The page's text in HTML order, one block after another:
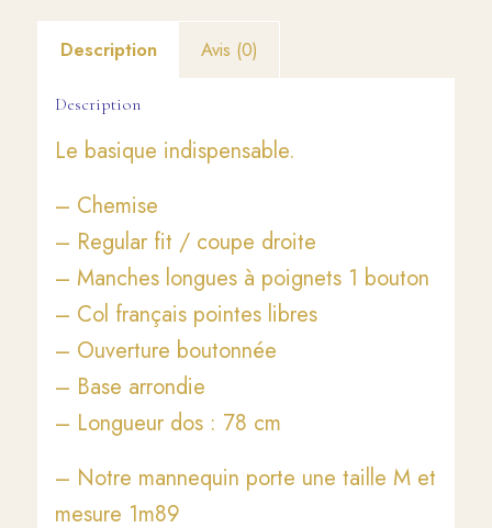
Description Avis (0)
Description
Le basique indispensable.
– Chemise
– Regular fit / coupe droite
– Manches longues à poignets 1 bouton
– Col français pointes libres
– Ouverture boutonnée
– Base arrondie
– Longueur dos : 78 cm
– Notre mannequin porte une taille M et
mesure 1m89